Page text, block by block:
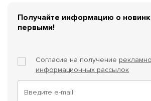
Получайте информацию о
первыми!
Согласие на получение
информационных рассылок